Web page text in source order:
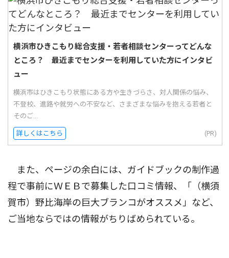
横浜市ひきこもり総合支援・若者相談センターってどんな
ところ？ 最近までセンターを利用していた方にインタビ
ュー
横浜市はひきこもり状態にある方や生きづらさ、対人関係の悩み、
不登校、進路や就労への不安など、さまざまな悩みを抱える若者と
そのご...
詳しくはこちら (PR)
また、ページの余白には、ガイドブックの制作過
程で事前にＷＥＢで募集した口コミ情報、「（横須
賀市）野比海岸の巨大ブランコがオススメ」など、
ご当地ならではの情報がちりばめられている。